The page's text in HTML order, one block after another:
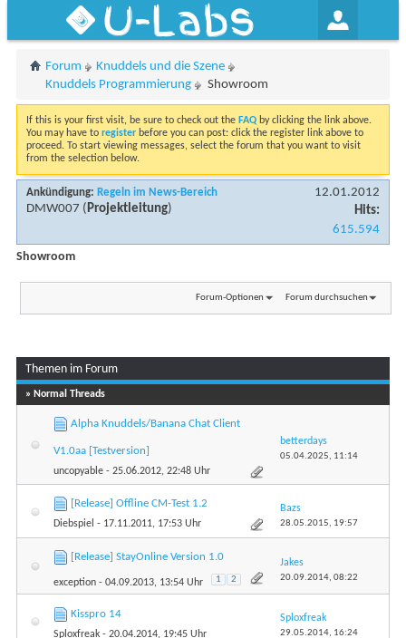
U-Labs
Forum
Knuddels und die Szene
Knuddels Programmierung
Showroom
If this is your first visit, be sure to check out the FAQ by clicking the link above.
You may have to register before you can post: click the register link above to
proceed. To start viewing messages, select the forum that you want to visit
from the selection below.
Ankündigung: Regeln im News-Bereich
DMW007 (Projektleitung)
12.01.2012
Hits:
615.594
Showroom
Forum-Optionen Forum durchsuchen
Themen im Forum
» Normal Threads
Alpha Knuddels/Banana Chat Client
V1.0aa [Testversion]
uncopyable - 25.06.2012, 22:48 Uhr
betterdays
05.04.2025, 11:14
[Release] Offline CM-Test 1.2
Diebspiel - 17.11.2011, 17:53 Uhr
Bazs
28.05.2015, 19:57
[Release] StayOnline Version 1.0
exception - 04.09.2013, 13:54 Uhr 1 2
Jakes
20.09.2014, 08:22
Kisspro 14
Sploxfreak - 20.04.2014, 19:45 Uhr
Sploxfreak
29.05.2014, 16:24